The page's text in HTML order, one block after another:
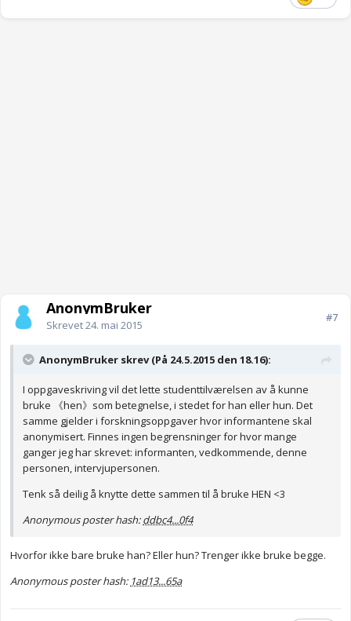
AnonymBruker
Skrevet24. mai 2015
#7
AnonymBruker skrev (På 24.5.2015 den 18.16):
I oppgaveskriving vil det lette studenttilværelsen av å kunne
bruke 《hen》som betegnelse, i stedet for han eller hun. Det
samme gjelder i forskningsoppgaver hvor informantene skal
anonymisert. Finnes ingen begrensninger for hvor mange
ganger jeg har skrevet: informanten, vedkommende, denne
personen, intervjupersonen.
Tenk så deilig å knytte dette sammen til å bruke HEN <3
Anonymous poster hash:ddbc4...0f4
Hvorfor ikke bare bruke han? Eller hun? Trenger ikke bruke begge.
Anonymous poster hash: 1ad13...65a